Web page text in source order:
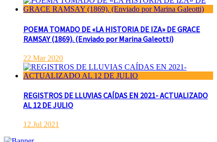
POEMA TOMADO DE «LA HISTORIA DE IZA» DE GRACE
RAMSAY (1869). (Enviado por Marina Galeotti)
22.Mar 2020
REGISTROS DE LLUVIAS CAÍDAS EN 2021- ACTUALIZADO
AL 12 DE JULIO
12.Jul 2021